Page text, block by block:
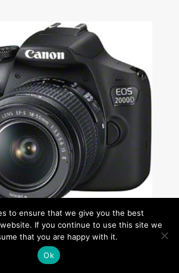
photo Canon EOS 2000d avec
double batterie
to ensure that we give you the best
If you continue to use this site we
that you are happy with it.
Ok